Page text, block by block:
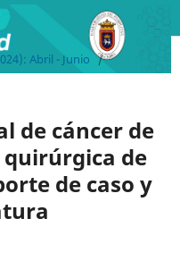
Abril - Junio /
de cáncer de
quirúrgica de
de caso y